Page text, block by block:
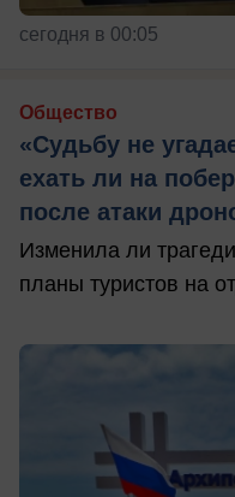
сегодня в 00:05
Общество
«Судьбу не
ехать ли на
после атаки
Изменила ли
планы туристов на